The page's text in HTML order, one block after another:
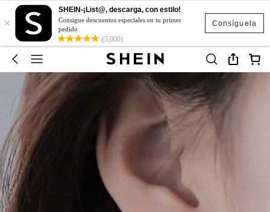
Consíguela
×
SHEIN-¡List@, descarga, con estilo!
Consigue descuentos especiales en tu primer
pedido
(5,000)